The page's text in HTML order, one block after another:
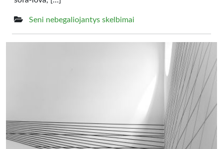
Seni nebegaliojantys skelbimai